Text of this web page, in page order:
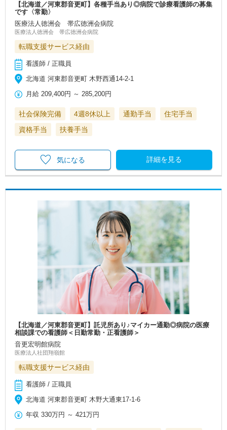
【北海道／河東郡音更町】各種手当あり◎病院で診療看護師の募集
です〈常勤〉
医療法人徳洲会 帯広徳洲会病院
医療法人徳洲会 帯広徳洲会病院
転職支援サービス経由
看護師 / 正職員
北海道 河東郡音更町 木野西通14-2-1
月給 209,400円 ～285,200円
社会保険完備 4週8休以上 通勤手当
住宅手当
資格手当
扶養手当
詳細を見る
気になる
【北海道／河東郡音更町】託児所あり♪マイカー通勤◎病院の医療
相談課での看護師＜日勤常勤・正看護師＞
音更宏明館病院
医療法人社団翔嶺館
転職支援サービス経由
看護師 / 正職員
北海道 河東郡音更町 木野大通東17-1-6
年収 330万円 ～421万円